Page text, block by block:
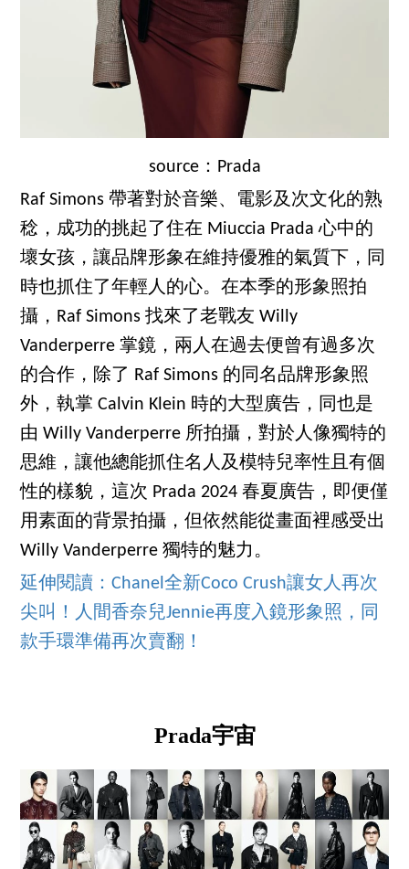
source：Prada
Raf Simons 帶著對於音樂、電影及次文化的熟
稔，成功的挑起了住在 Miuccia Prada 心中的
壞女孩，讓品牌形象在維持優雅的氣質下，同
時也抓住了年輕人的心。在本季的形象照拍
攝，Raf Simons 找來了老戰友 Willy
Vanderperre 掌鏡，兩人在過去便曾有過多次
的合作，除了 Raf Simons 的同名品牌形象照
外，執掌 Calvin Klein 時的大型廣告，同也是
由 Willy Vanderperre 所拍攝，對於人像獨特的
思維，讓他總能抓住名人及模特兒率性且有個
性的樣貌，這次 Prada 2024 春夏廣告，即便僅
用素面的背景拍攝，但依然能從畫面裡感受出
Willy Vanderperre 獨特的魅力。
延伸閱讀：Chanel全新Coco Crush讓女人再次
尖叫！人間香奈兒Jennie再度入鏡形象照，同
款手環準備再次賣翻！
Prada宇宙